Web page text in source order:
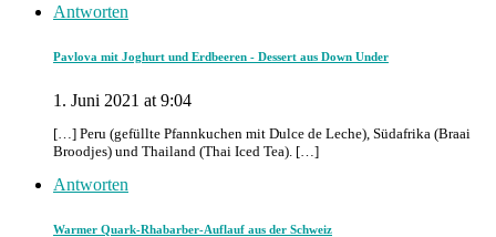
Antworten
Pavlova mit Joghurt und Erdbeeren - Dessert aus Down Under
1. Juni 2021 at 9:04
[…] Peru (gefüllte Pfannkuchen mit Dulce de Leche), Südafrika (Braai
Broodjes) und Thailand (Thai Iced Tea). […]
Antworten
Warmer Quark-Rhabarber-Auflauf aus der Schweiz